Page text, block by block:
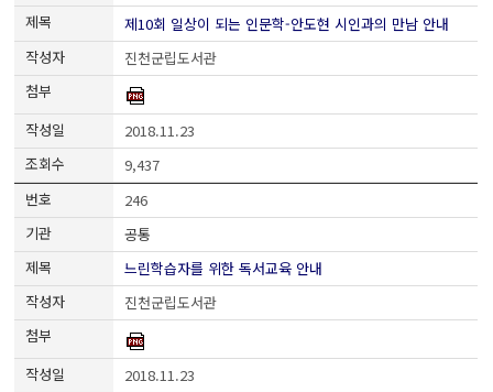
제10회 일상이 되는 인문학-안도현 시인과의 만남 안내
진천군립도서관
2018.11.23
9,437
246
공통
느린학습자를 위한 독서교육 안내
진천군립도서관
2018.11.23